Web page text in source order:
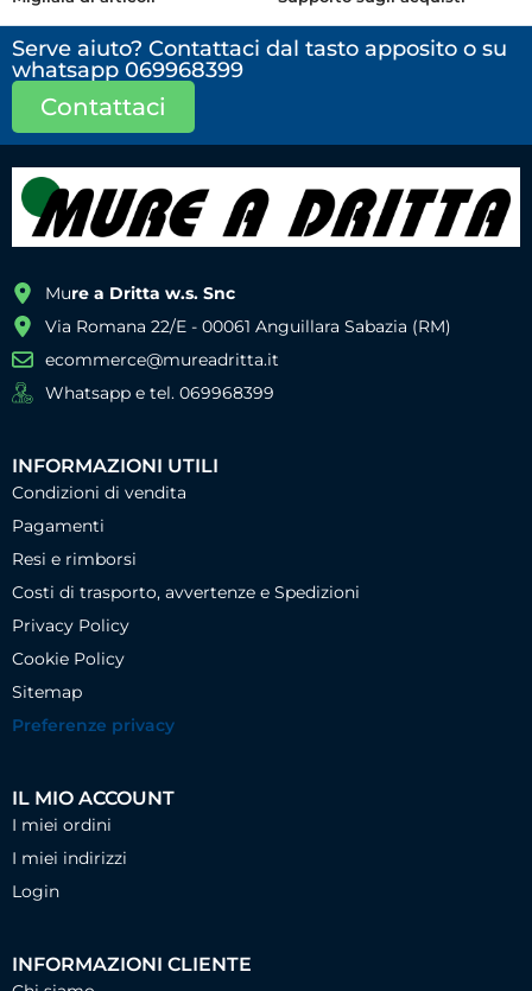
Serve aiuto? Contattaci dal tasto apposito o su
whatsapp 069968399
Contattaci
Mure a Dritta w.s. Snc
Via Romana 22/E - 00061 Anguillara Sabazia (RM)
ecommerce@mureadritta.it
Whatsapp e tel. 069968399
INFORMAZIONI UTILI
Condizioni di vendita
Pagamenti
Resi e rimborsi
Costi di trasporto, avvertenze e Spedizioni
Privacy Policy
Cookie Policy
Sitemap
Preferenze privacy
IL MIO ACCOUNT
I miei ordini
I miei indirizzi
Login
INFORMAZIONI CLIENTE